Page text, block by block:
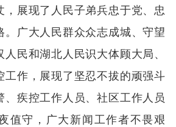
，展现了人民子弟兵忠于党、忠
。广大人民群众众志成城、守望
民和湖北人民识大体顾大局、
工作，展现了坚忍不拔的顽强斗
、疾控工作人员、社区工作人员
值守，广大新闻工作者不畏艰